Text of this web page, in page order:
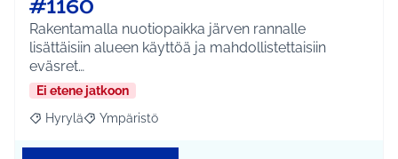
Rakentamalla nuotiopaikka järven rannalle
lisättäisiin alueen käyttöä ja mahdollistettaisiin
eväsret…
Ei etene jatkoon
Rajaa tulokset aihepiirin mukaan: Hyrylä
Hyrylä Rajaa tulokset teeman mukaan: Ympäristö
Ympäristö